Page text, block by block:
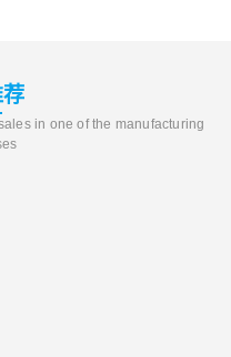
in one of the manufacturing